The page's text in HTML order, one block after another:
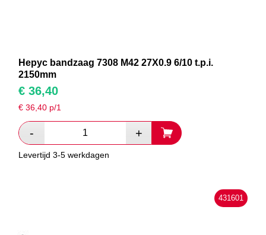
Hepyc bandzaag 7308 M42 27X0.9 6/10 t.p.i.
2150mm
€ 36,40
€36,40 p/1
Levertijd 3-5 werkdagen
431601